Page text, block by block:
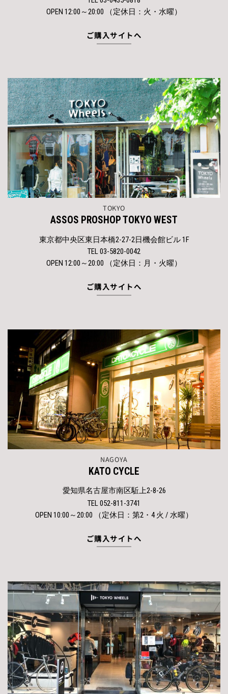
OPEN 12:00～20:00 （定休日：火・水曜）
ご購入サイトへ
TOKYO
ASSOS PROSHOP TOKYO WEST
東京都中央区東日本橋2-27-2日機会館ビル 1F
TEL 03-5820-0042
OPEN 12:00～20:00 （定休日：月・火曜）
ご購入サイトへ
NAGOYA
KATO CYCLE
愛知県名古屋市南区駈上2-8-26
TEL 052-811-3741
OPEN 10:00～20:00 （定休日：第2・4 火 / 水曜）
ご購入サイトへ